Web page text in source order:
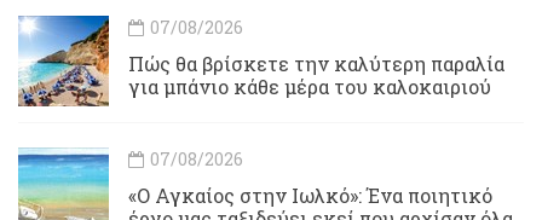
07/08/2026
Πώς θα βρίσκετε την καλύτερη παραλία
για μπάνιο κάθε μέρα του καλοκαιριού
07/08/2026
«Ο Αγκαίος στην Ιωλκό»: Ένα ποιητικό